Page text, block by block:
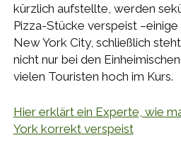
kürzlich aufstellte, werden
Pizza-Stücke verspeist
New York City, schließlich
nicht nur bei den
vielen Touristen hoch im Kurs.
Hier erklärt ein Experte, wie
York korrekt verspeist